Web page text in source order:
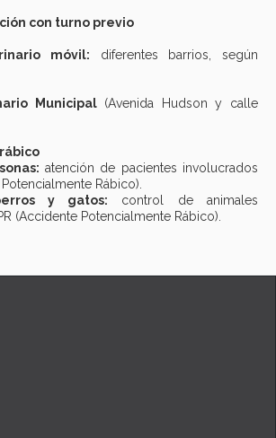
con turno previo
móvil: diferentes barrios, según
Municipal(Avenida Hudson y calle
atención de pacientes involucrados
Rábico).
y gatos: control de animales
(Accidente Potencialmente Rábico).